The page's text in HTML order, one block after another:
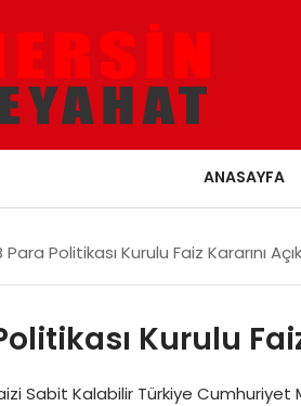
ANASAYFA
Para Politikası Kurulu Faiz Kararını
Kurulu
Sabit Kalabilir Türkiye Cumhuriyet